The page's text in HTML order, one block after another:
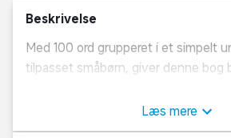
Beskrivelse
Med 100 ord grupperet i et simpelt
tilpasset småbørn, giver denne bog
Læs mere